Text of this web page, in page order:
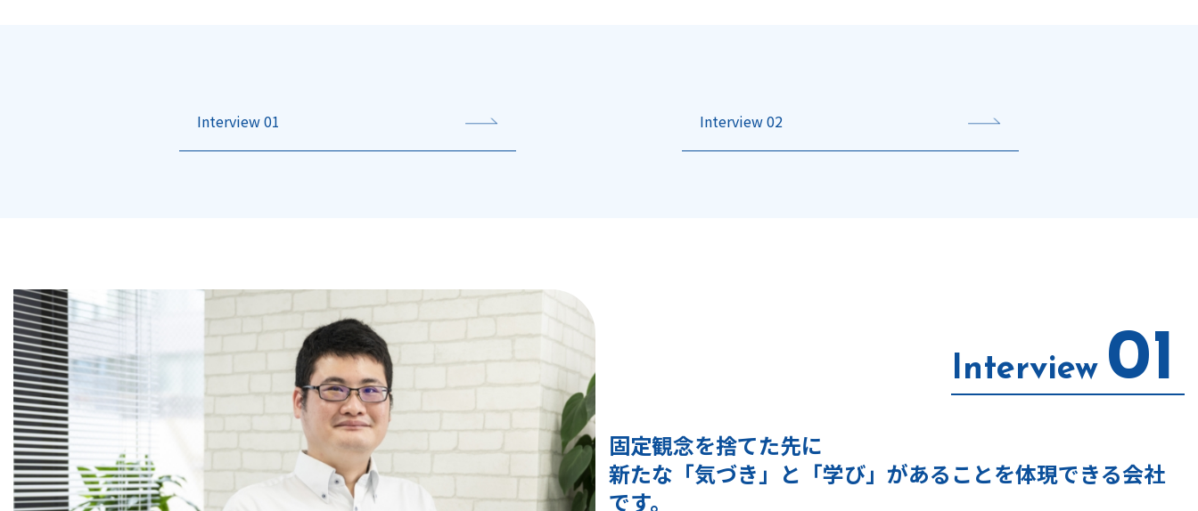
Interview 01 Interview 02
Interview 01
固定観念を捨てた先に
新たな「気づき」と「学び」があることを体現できる会社
です。